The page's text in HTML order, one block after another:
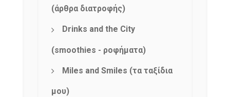
(άρθρα διατροφής)
Drinks and the City
(smoothies - ροφήματα)
Miles and Smiles (τα ταξίδια
μου)
NEWSLETTER
mel
y updates
fro
m